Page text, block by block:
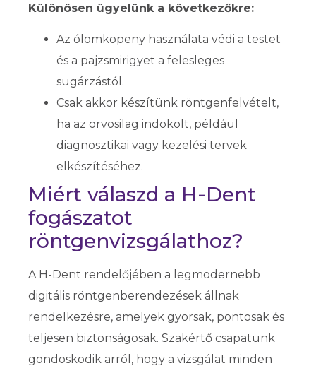
Különösen ügyelünk a következőkre:
Az ólomköpeny használata védi a testet
és a pajzsmirigyet a felesleges
sugárzástól.
Csak akkor készítünk röntgenfelvételt,
ha az orvosilag indokolt, például
diagnosztikai vagy kezelési tervek
elkészítéséhez.
Miért válaszd a H-Dent
fogászatot
röntgenvizsgálathoz?
A H-Dent rendelőjében a legmodernebb
digitális röntgenberendezések állnak
rendelkezésre, amelyek gyorsak, pontosak és
teljesen biztonságosak. Szakértő csapatunk
gondoskodik arról, hogy a vizsgálat minden